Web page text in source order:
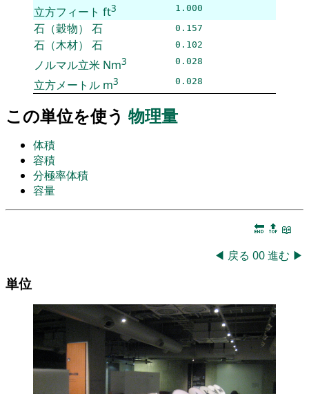
立方フィート ft3 1.000
石（穀物） 石 0.157
石（木材） 石 0.102
ノルマル立米 Nm3 0.028
立方メートル m3 0.028
この単位を使う 物理量
体積
容積
分極率体積
容量
🔚 🔝 📖
◀ 戻る 00進む ▶
単位